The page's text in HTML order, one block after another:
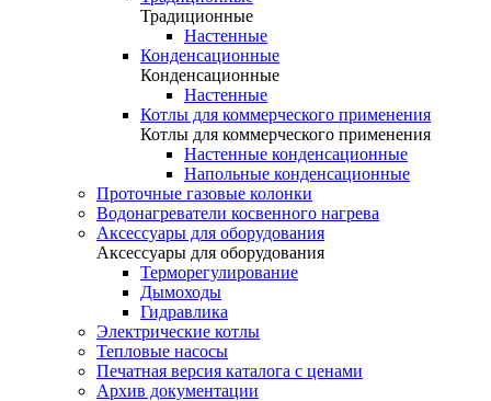
Традиционные
Настенные
Конденсационные
Конденсационные
Настенные
Котлы для коммерческого применения
Котлы для коммерческого применения
Настенные конденсационные
Напольные конденсационные
Проточные газовые колонки
Водонагреватели косвенного нагрева
Аксессуары для оборудования
Аксессуары для оборудования
Терморегулирование
Дымоходы
Гидравлика
Электрические котлы
Тепловые насосы
Печатная версия каталога с ценами
Архив документации